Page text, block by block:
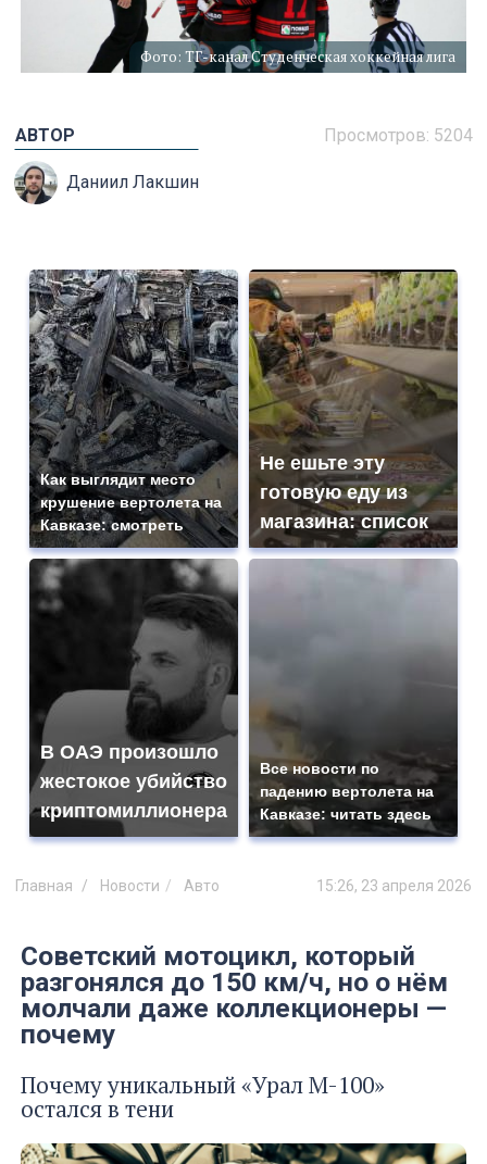
Фото: ТГ-канал Студенческая хоккейная лига
Просмотров: 5204
АВТОР
Даниил Лакшин
Как выглядит место
крушение вертолета на
Кавказе: смотреть
Не ешьте эту
готовую еду из
магазина: список
В ОАЭ произошло
жестокое убийство
криптомиллионера
Все новости по
падению вертолета на
Кавказе: читать здесь
Главная Новости Авто 15:26, 23 апреля 2026
Советский мотоцикл, который
разгонялся до 150 км/ч, но о нём
молчали даже коллекционеры —
почему
Почему уникальный «Урал М-100»
остался в тени